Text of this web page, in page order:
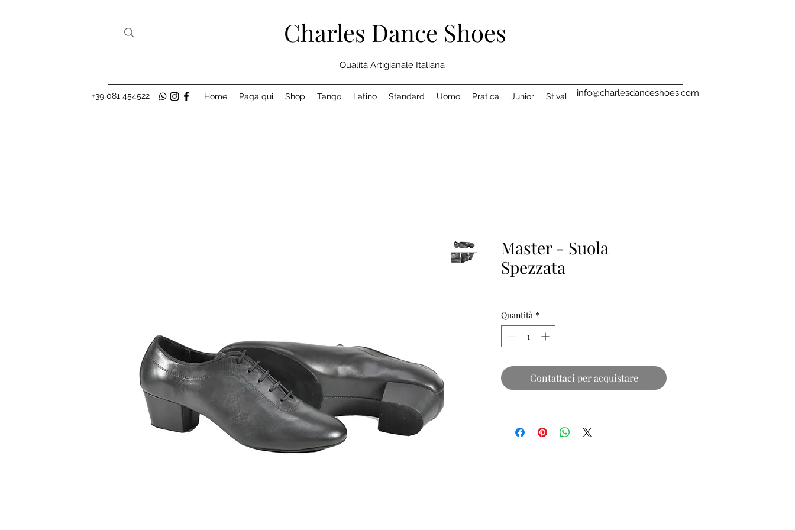
Charles Dance Shoes
Qualità Artigianale Italiana
Home Paga qui Shop Tango Latino Standard Uomo Pratica Junior Stivali
+39 081 454522 info@charlesdanceshoes.com
Master - Suola
Spezzata
Quantità *
Contattaci per acquistare